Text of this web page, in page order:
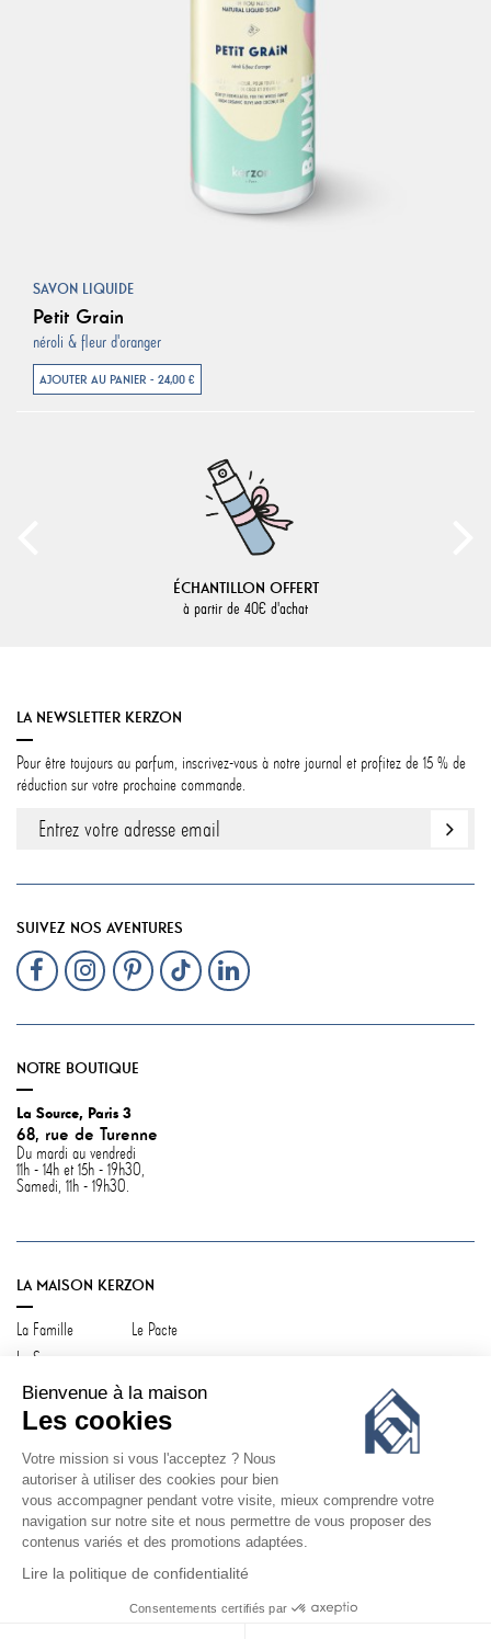
SAVON LIQUIDE
Petit Grain
néroli & fleur d'oranger
AJOUTER AU PANIER - 24,00 €
ÉCHANTILLON OFFERT
à partir de 40€ d'achat
LA NEWSLETTER KERZON
Pour être toujours au parfum, inscrivez-vous à notre journal et profitez de 15 % de
réduction sur votre prochaine commande.
SUIVEZ NOS AVENTURES
NOTRE BOUTIQUE
La Source, Paris 3
68, rue de Turenne
Du mardi au vendredi
11h - 14h et 15h - 19h30,
Samedi, 11h - 19h30.
LA MAISON KERZON
La Famille
Le Pacte
La Source
SERVICE CLIENT
Contactez-nous
Votre compte
Livraison & retours
FAQ
CGV / CGU
Politique de confidentialité
Bienvenue à la maison
Les cookies
Votre mission si vous l'acceptez ? Nous
autoriser à utiliser des cookies pour bien
vous accompagner pendant votre visite, mieux comprendre votre
navigation sur notre site et nous permettre de vous proposer des
contenus variés et des promotions adaptées.
Lire la politique de confidentialité
Consentements certifiés par